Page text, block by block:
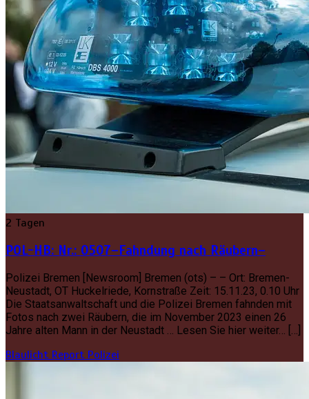
2 Tagen
POL-HB: Nr.: 0507–Fahndung nach Räubern–
Polizei Bremen [Newsroom] Bremen (ots) – – Ort: Bremen-
Neustadt, OT Huckelriede, Kornstraße Zeit: 15.11.23, 0.10 Uhr
Die Staatsanwaltschaft und die Polizei Bremen fahnden mit
Fotos nach zwei Räubern, die im November 2023 einen 26
Jahre alten Mann in der Neustadt … Lesen Sie hier weiter… […]
Blaulicht Report Polizei